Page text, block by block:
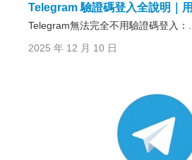
Telegram無法完全不用驗證碼登入：...
2025 年 12 月 10 日